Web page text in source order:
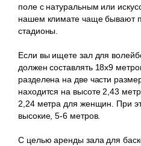
поле с натуральным или
нашем климате чаще бывают
стадионы.
Если вы ищете зал для
должен составлять 18х9
разделена на две части
находится на высоте 2,43
2,24 метра для женщин. При
высокие, 5-6 метров.
С целью аренды зала для